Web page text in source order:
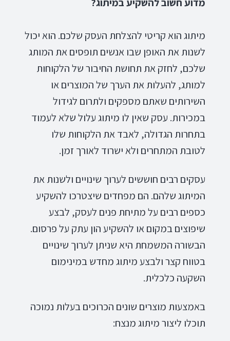
מיתוג הוא קריטי להצלחת העסק שלכם. הוא יכול
לשנות את האופן שבו אנשים תופסים את המותג
שלכם, לחזק את תחושת החיבור של הלקוחות
למותג, להעלות את הערך של המוצרים או
השירותים שאתם מספקים ולתרום לגידול
במכירות. עסק שאין לו מיתוג עלול שלא לעמוד
בתחרות הגדולה, לאבד את הלקוחות שלו
לטובת המתחרים ולא ישרוד לאורך זמן.
עסקים רבים חוששים לערוך שינויים ולשנות את
המיתוג שלהם. הם מפחדים שיצטרכו להשקיע
כספים רבים על מתיחת פנים לעסק, לבצע
שיפוצים במקום או להשקיע הון עתק על פרסום.
הבשורה המשמחת היא שניתן לערוך שינויים
בטווח קצר ולבצע מיתוג מחדש במינימום
השקעה כלכלית.
באמצעות מוצרים שונים הכרוכים בעלות נמוכה
תוכלו ליצור מיתוג מנצח: